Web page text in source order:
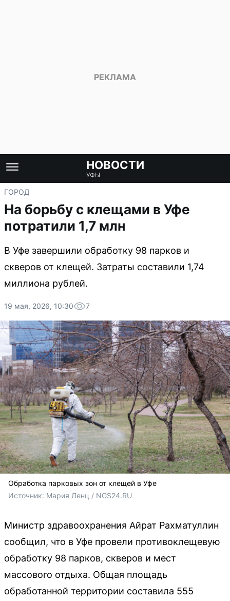
НОВОСТИ
УФЫ
ГОРОД
На борьбу с клещами в Уфе
потратили 1,7 млн
В Уфе завершили обработку 98 парков и
скверов от клещей. Затраты составили 1,74
миллиона рублей.
19 мая, 2026, 10:30 7
Обработка парковых зон от клещей в Уфе
Источник: Мария Ленц / NGS24.RU
Министр здравоохранения Айрат Рахматуллин
сообщил, что в Уфе провели противоклещевую
обработку 98 парков, скверов и мест
массового отдыха. Общая площадь
обработанной территории составила 555